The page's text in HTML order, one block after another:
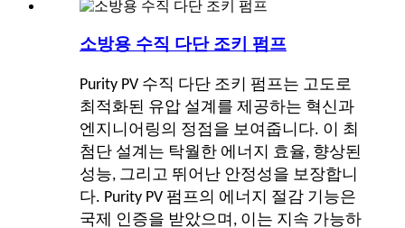
소방용 수직 다단 조키 펌프
Purity PV 수직 다단 조키 펌프는 고도로
최적화된 유압 설계를 제공하는 혁신과
엔지니어링의 정점을 보여줍니다. 이 최
첨단 설계는 탁월한 에너지 효율, 향상된
성능, 그리고 뛰어난 안정성을 보장합니
다. Purity PV 펌프의 에너지 절감 기능은
국제 인증을 받았으며, 이는 지속 가능하